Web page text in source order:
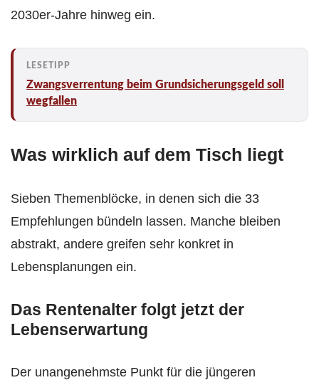
2030er-Jahre hinweg ein.
Zwangsverrentung beim Grundsicherungsgeld soll
wegfallen
Was wirklich auf dem Tisch liegt
Sieben Themenblöcke, in denen sich die 33
Empfehlungen bündeln lassen. Manche bleiben
abstrakt, andere greifen sehr konkret in
Lebensplanungen ein.
Das Rentenalter folgt jetzt der
Lebenserwartung
Der unangenehmste Punkt für die jüngeren